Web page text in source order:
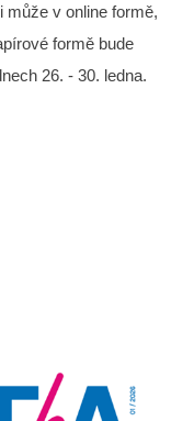
může v online formě,
formě bude
26. - 30. ledna.